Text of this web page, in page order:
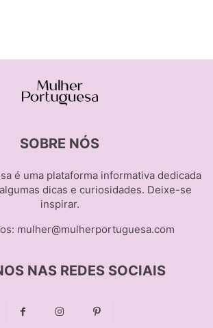
SOBRE NÓS
é uma plataforma informativa dedicada
dicas e curiosidades. Deixe-se
inspirar.
mulher@mulherportuguesa.com
NAS REDES SOCIAIS